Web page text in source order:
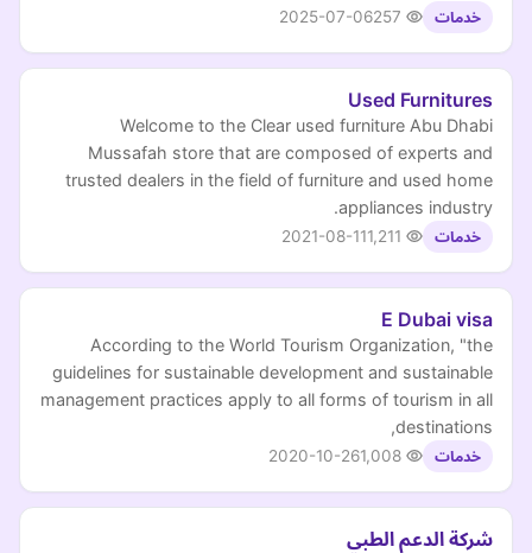
خدمات 2025-07-06
Used Furnitures
Welcome to the Clear used furniture Abu Dhabi
Mussafah store that are composed of experts and
trusted dealers in the field of furniture and used home
appliances industry.
خدمات 2021-08-11
E Dubai visa
According to the World Tourism Organization, "the
guidelines for sustainable development and sustainable
management practices apply to all forms of tourism in all
destinations,
خدمات 2020-10-26
شركة الدعم الطبي